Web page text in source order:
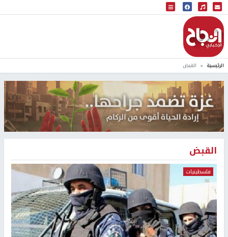
البث المباشر
إذاعة النجاح
الرئيسية القبض
القبض
فلسطينيات